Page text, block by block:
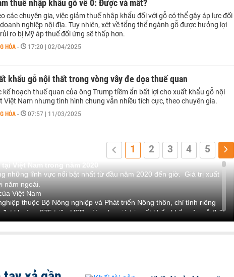
thuế nhập khẩu gỗ về 0: Được và mất?
các chuyên gia, việc giảm thuế nhập khẩu đối với gỗ có thể gây áp lực đối
nghiệp nội địa. Tuy nhiên, xét về tổng thể ngành gỗ được hưởng lợi
ro bị Mỹ áp thuế đối ứng sẽ thấp hơn.
HÓA - 17:20 | 02/04/2025
khẩu gỗ nội thất trong vòng vây đe dọa thuế quan
kế hoạch thuế quan của ông Trump tiềm ẩn bất lợi cho xuất khẩu gỗ nội
Việt Nam nhưng tình hình chung vẫn nhiều tích cực, theo chuyên gia.
HÓA - 07:57 | 11/03/2025
1 2 3 4 5
Việt Nam trong năm 2020
những lĩnh vực nổi bật nhất từ đầu năm 2020 đến giờ. Giá trị xuất
năm ngoái.
Việt Nam
thuộc Bộ Nông nghiệp và Phát triển Nông thôn, chỉ tính riêng
khoảng 875 triệu USD, giúp cho giá trị xuất khẩu khẩu của gỗ (bột
tăng lên 3278 tỉ USD.
hiện nay vẫn là Mỹ, Nhật Bản, châu Âu, Trung Quốc và Hàn
trọng khoảng 87% tổng kim ngạch xuất khẩu lâm sản.
4/2019 ước tính khoảng 210 triệu USD, từ đó có thể thấy tổng
4/2019 đạt giá trị 790 triệu USD so với năm 2018. Con số này